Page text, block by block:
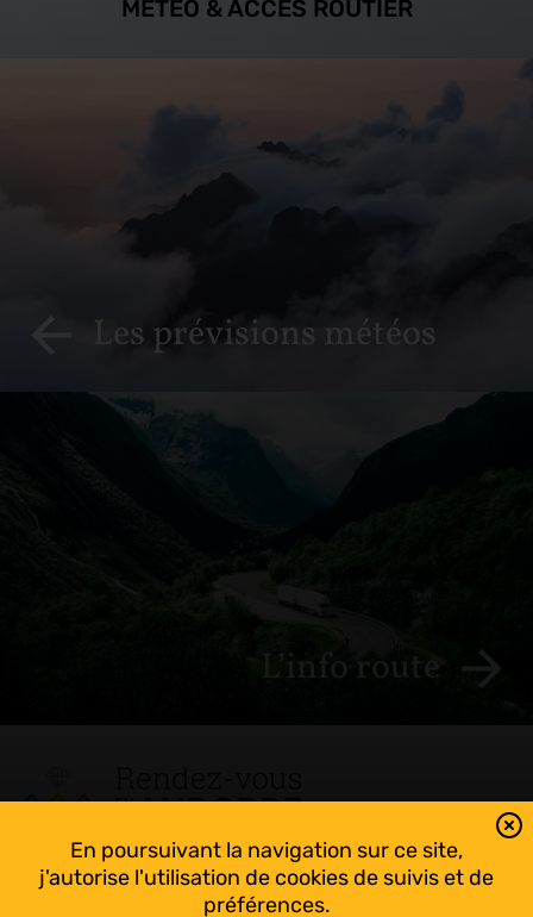
En poursuivant la navigation sur ce site,
j'autorise l'utilisation de cookies de suivis et de
préférences.
MÉTÉO & ACCÈS ROUTIER
Les prévisions météos
L’info route
Tout suivre sur l’Andorre!
Facebook